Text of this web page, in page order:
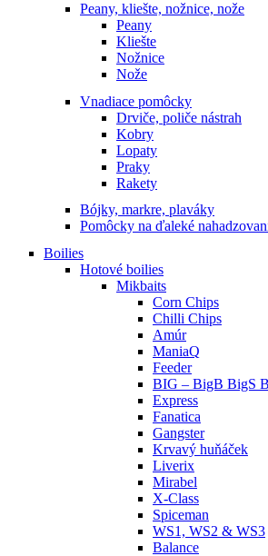
Peany, kliešte, nožnice, nože
Peany
Kliešte
Nožnice
Nože
Vnadiace pomôcky
Drviče, poliče nástrah
Kobry
Lopaty
Praky
Rakety
Bójky, markre, plaváky
Pomôcky na ďaleké
Boilies
Hotové boilies
Mikbaits
Corn Chips
Chilli Chips
Amúr
ManiaQ
Feeder
BIG – BigB BigS
Express
Fanatica
Gangster
Krvavý huňáček
Liverix
Mirabel
X-Class
Spiceman
WS1, WS2 & WS3
Balance